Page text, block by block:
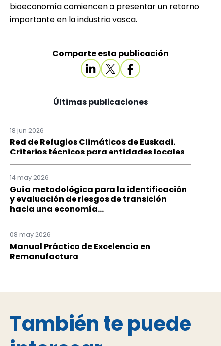
bioeconomía comiencen a presentar un retorno
importante en la industria vasca.
Comparte esta publicación
Últimas publicaciones
18 jun 2026
Red de Refugios Climáticos de Euskadi.
Criterios técnicos para entidades locales
14 may 2026
Guía metodológica para la identificación
y evaluación de riesgos de transición
hacia una economía...
08 may 2026
Manual Práctico de Excelencia en
Remanufactura
También te puede